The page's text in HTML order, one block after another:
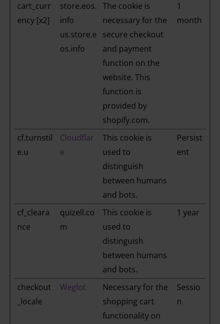
cart_curr
ency [x2]
store.eos.
info
us.store.e
os.info
The cookie is
necessary for the
secure checkout
and payment
function on the
website. This
function is
provided by
shopify.com.
1
month
cf.turnstil
e.u
Cloudflar
e
This cookie is
used to
distinguish
between humans
and bots.
Persist
ent
cf_cleara
nce
quizell.co
m
This cookie is
used to
distinguish
between humans
and bots.
1 year
checkout
_locale
Weglot
Necessary for the
shopping cart
functionality on
Sessio
n